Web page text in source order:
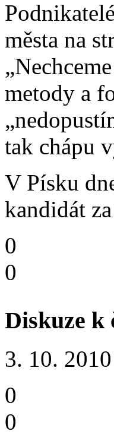
města na
metody a
tak chápu
V
kandidát
0
0
Diskuze k
3. 10.
0
0